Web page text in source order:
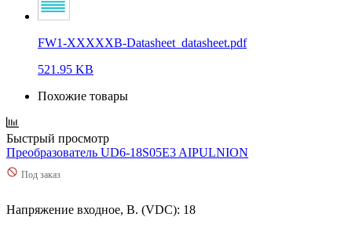
FW1-XXXXXB-Datasheet_datasheet.pdf
521.95 KB
Похожие товары
Быстрый просмотр
Преобразователь UD6-18S05E3 AIPULNION
Под заказ
Напряжение входное, В. (VDC): 18